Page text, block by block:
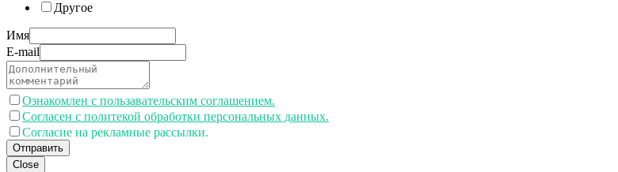
Другое
Имя
E-mail
Ознакомлен с пользавательским соглашением.
Согласен с политекой обработки персональных данных.
Согласие на рекламные рассылки.
Отправить
Close